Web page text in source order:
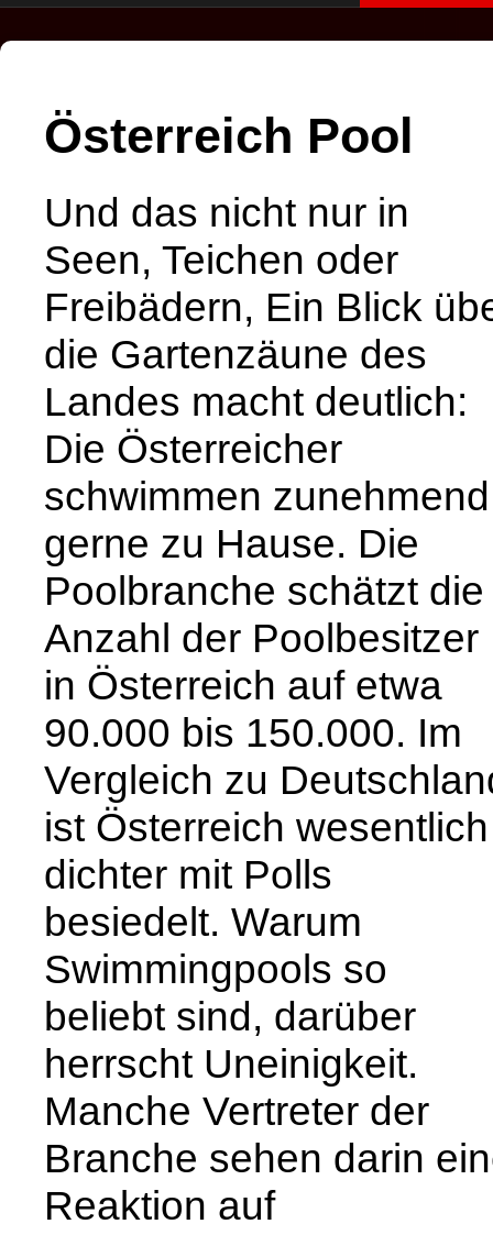
Österreich Pool
Und das nicht nur in
Seen, Teichen oder
Freibädern, Ein Blick
die Gartenzäune des
Landes macht deutlich:
Die Österreicher
schwimmen zunehmend
gerne zu Hause. Die
Poolbranche schätzt die
Anzahl der Poolbesitzer
in Österreich auf etwa
90.000 bis 150.000. Im
Vergleich zu
ist Österreich wesentlich
dichter mit Polls
besiedelt. Warum
Swimmingpools so
beliebt sind, darüber
herrscht Uneinigkeit.
Manche Vertreter der
Branche sehen darin
Reaktion auf